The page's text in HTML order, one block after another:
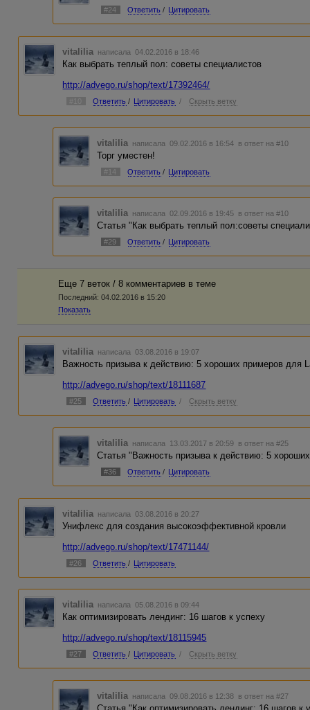
#24 Ответить / Цитировать
vitalilia написала 04.02.2016 в 18:46
Как выбрать теплый пол: советы специалистов
http://advego.ru/shop/text/17392464/
Ответить / Цитировать / Скрыть ветку
vitalilia написала 09.02.2016 в 16:54 в ответ на #10
Торг уместен!
#14 Ответить / Цитировать
vitalilia написала 02.09.2016 в 19:45 в ответ на #10
Статья "Как выбрать теплый пол:советы
#29 Ответить / Цитировать
Еще 7 веток / 8 комментариев в темe
Последний: 04.02.2016 в 15:20
Показать
vitalilia написала 03.08.2016 в 19:07
Важность призыва к действию: 5 хороших примеров для
http://advego.ru/shop/text/18111687
#25 Ответить / Цитировать / Скрыть ветку
vitalilia написала 13.03.2017 в 20:59 в ответ на #25
Статья "Важность призыва к действию: 5
#36 Ответить / Цитировать
vitalilia написала 03.08.2016 в 20:27
Унифлекс для создания высокоэффективной кровли
http://advego.ru/shop/text/17471144/
#26 Ответить / Цитировать
vitalilia написала 05.08.2016 в 09:44
Как оптимизировать лендинг: 16 шагов к успеху
http://advego.ru/shop/text/18115945
#27 Ответить / Цитировать / Скрыть ветку
vitalilia написала 09.08.2016 в 12:38 в ответ на #27